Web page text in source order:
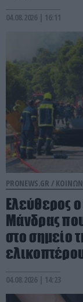
04.08.2026 | 16:11
PRONEWS.GR /
Ελεύθερος
Μάνδρας
στο σημείο
04.08.2026 | 14:23